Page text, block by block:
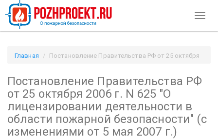
Главная
Постановление Правительства РФ от 25 октября
"О лицензировании деятельности в области пожарной
безопасности"
(с изменениями от 5 мая 2007 г.) / Pozhproekt.ru
Постановление Правительства РФ
от 25 октября 2006 г. N 625 "О
лицензировании деятельности в
области пожарной безопасности" (с
изменениями от 5 мая 2007 г.)